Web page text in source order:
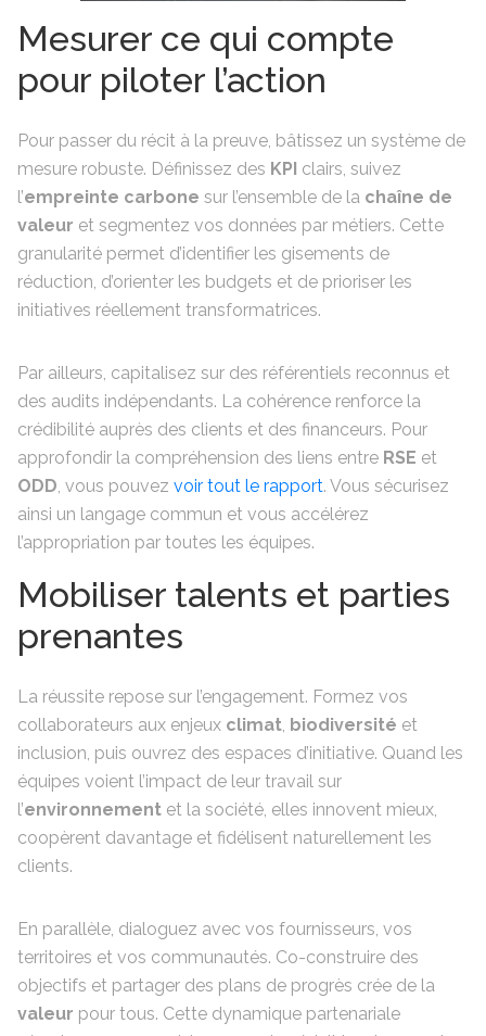
Mesurer ce qui compte
pour piloter l’action
Pour passer du récit à la preuve, bâtissez un système de
mesure robuste. Définissez des KPI clairs, suivez
l’empreinte carbone sur l’ensemble de la chaîne de
valeur et segmentez vos données par métiers. Cette
granularité permet d’identifier les gisements de
réduction, d’orienter les budgets et de prioriser les
initiatives réellement transformatrices.
Par ailleurs, capitalisez sur des référentiels reconnus et
des audits indépendants. La cohérence renforce la
crédibilité auprès des clients et des financeurs. Pour
approfondir la compréhension des liens entre RSE et
ODD , vous pouvez voir tout le rapport. Vous sécurisez
ainsi un langage commun et vous accélérez
l’appropriation par toutes les équipes.
Mobiliser talents et parties
prenantes
La réussite repose sur l’engagement. Formez vos
collaborateurs aux enjeux climat biodiversité et
inclusion, puis ouvrez des espaces d’initiative. Quand les
équipes voient l’impact de leur travail sur
l’environnement et la société, elles innovent mieux,
coopèrent davantage et fidélisent naturellement les
clients.
En parallèle, dialoguez avec vos fournisseurs, vos
territoires et vos communautés. Co-construire des
objectifs et partager des plans de progrès crée de la
valeur pour tous. Cette dynamique partenariale